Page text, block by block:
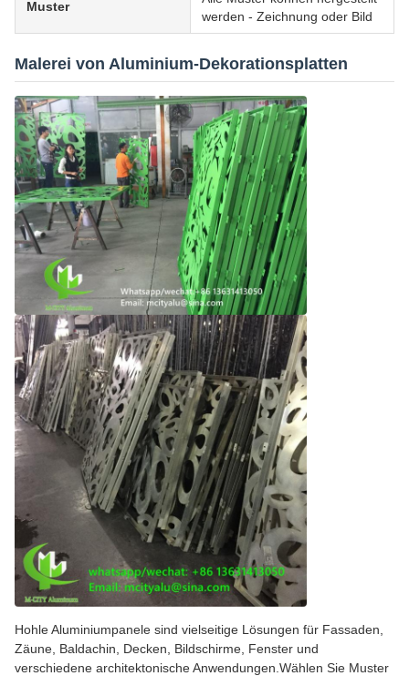
Muster
werden - Zeichnung oder Bild
Malerei von Aluminium-Dekorationsplatten
Hohle Aluminiumpanele sind vielseitige Lösungen für Fassaden,
Zäune, Baldachin, Decken, Bildschirme, Fenster und
verschiedene architektonische Anwendungen.Wählen Sie Muster